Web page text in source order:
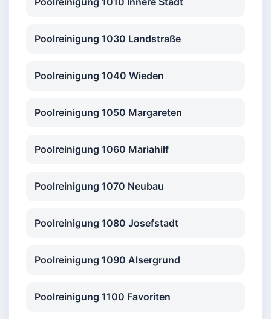
Poolreinigung 1030 Landstraße
Poolreinigung 1040 Wieden
Poolreinigung 1050 Margareten
Poolreinigung 1060 Mariahilf
Poolreinigung 1070 Neubau
Poolreinigung 1080 Josefstadt
Poolreinigung 1090 Alsergrund
Poolreinigung 1100 Favoriten